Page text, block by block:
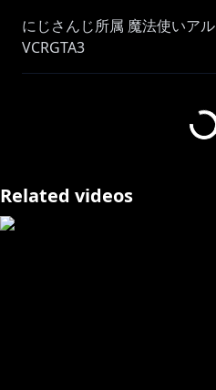
にじさんじ所属 魔法使いア
VCRGTA3
🔷 NEWグッズ 🔶
Related videos